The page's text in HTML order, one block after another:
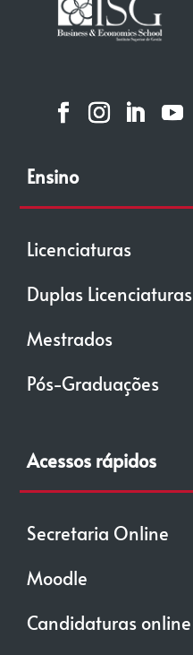
Ensino
Licenciaturas
Duplas Licenciaturas
Mestrados
Pós-Graduações
Acessos rápidos
Secretaria Online
Moodle
Candidaturas online